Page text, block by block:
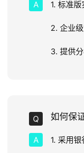
1. 标准
2. 企业
3. 提供
如何保
1. 采用